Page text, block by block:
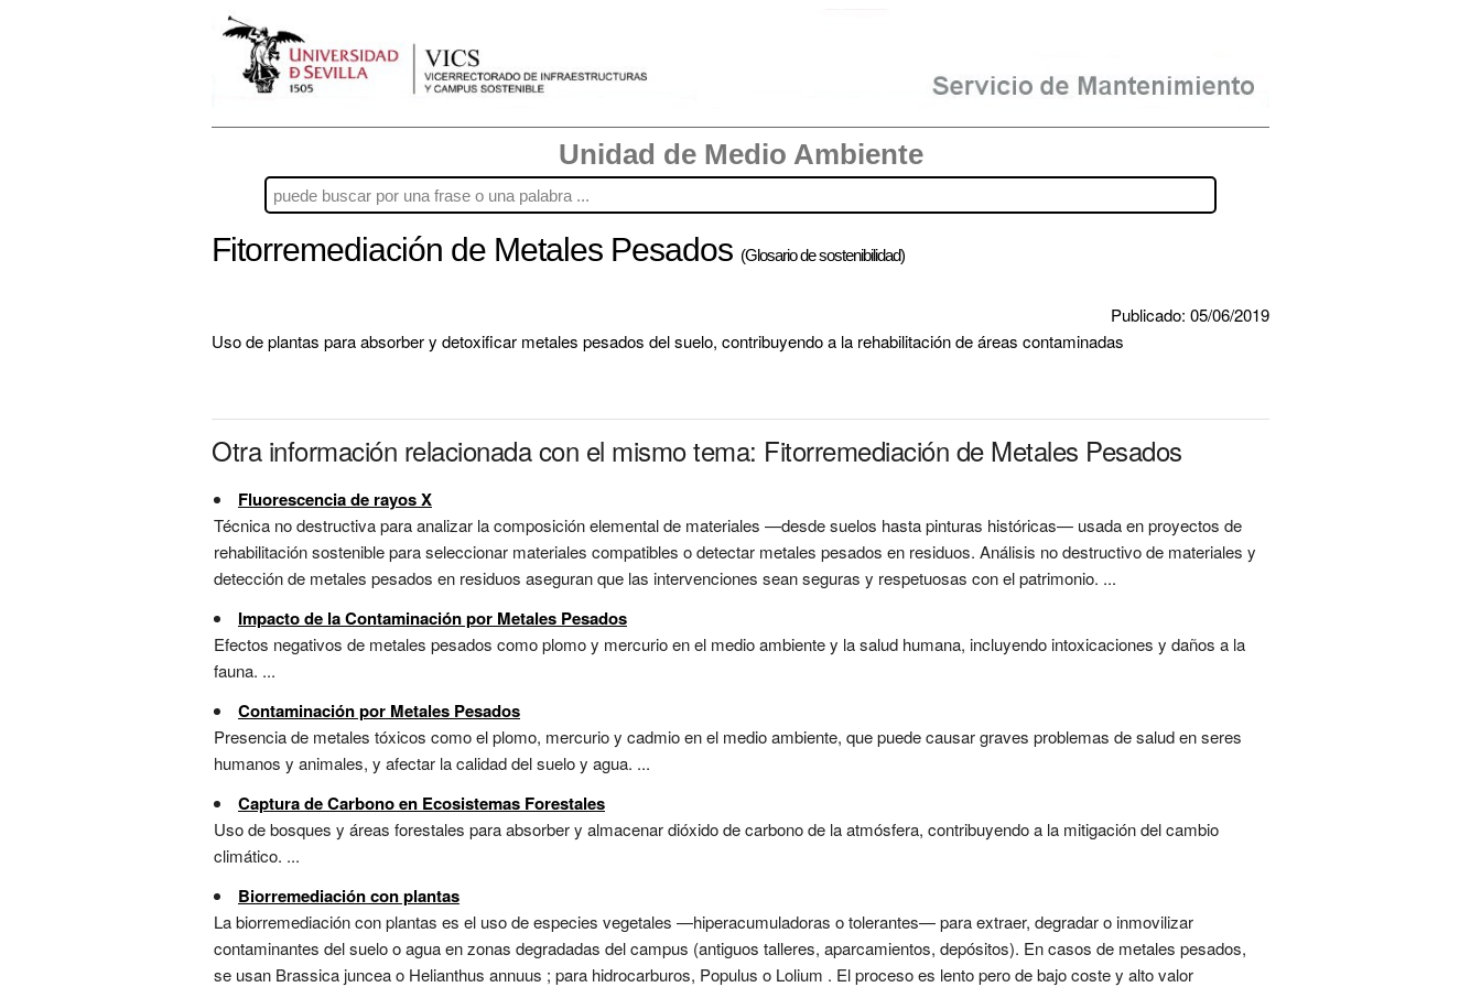
Unidad de Medio Ambiente
Fitorremediación de Metales Pesados (Glosario de sostenibilidad)
Publicado: 05/06/2019
Uso de plantas para absorber y detoxificar metales pesados del suelo, contribuyendo a la rehabilitación de áreas contaminadas
Otra información relacionada con el mismo tema: Fitorremediación de Metales Pesados
Fluorescencia de rayos X
Técnica no destructiva para analizar la composición elemental de materiales —desde suelos hasta pinturas históricas— usada en proyectos de
rehabilitación sostenible para seleccionar materiales compatibles o detectar metales pesados en residuos. Análisis no destructivo de materiales y
detección de metales pesados en residuos aseguran que las intervenciones sean seguras y respetuosas con el patrimonio. ...
Impacto de la Contaminación por Metales Pesados
Efectos negativos de metales pesados como plomo y mercurio en el medio ambiente y la salud humana, incluyendo intoxicaciones y daños a la
fauna. ...
Contaminación por Metales Pesados
Presencia de metales tóxicos como el plomo, mercurio y cadmio en el medio ambiente, que puede causar graves problemas de salud en seres
humanos y animales, y afectar la calidad del suelo y agua. ...
Captura de Carbono en Ecosistemas Forestales
Uso de bosques y áreas forestales para absorber y almacenar dióxido de carbono de la atmósfera, contribuyendo a la mitigación del cambio
climático. ...
Biorremediación con plantas
La biorremediación con plantas es el uso de especies vegetales —hiperacumuladoras o tolerantes— para extraer, degradar o inmovilizar
contaminantes del suelo o agua en zonas degradadas del campus (antiguos talleres, aparcamientos, depósitos). En casos de metales pesados,
se usan Brassica juncea o Helianthus annuus ; para hidrocarburos, Populus o Lolium . El proceso es lento pero de bajo coste y alto valor